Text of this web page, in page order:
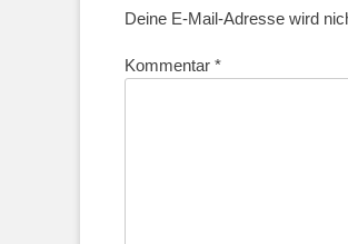
Deine E-Mail-Adresse wird
Kommentar *